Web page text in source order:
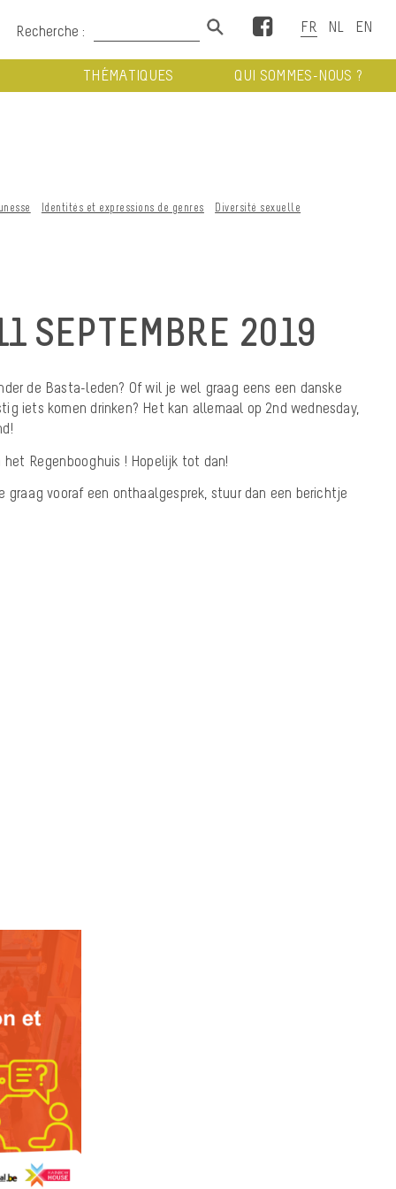
Recherche : Facebook
THÉMATIQUES QUI SOMMES-NOUS ?
Identités et expressions de genres Diversité sexuelle
SEPTEMBRE 2019
de Basta-leden? Of wil je wel graag eens een danske
iets komen drinken? Het kan allemaal op 2nd wednesday,
het Regenbooghuis ! Hopelijk tot dan!
graag vooraf een onthaalgesprek, stuur dan een berichtje